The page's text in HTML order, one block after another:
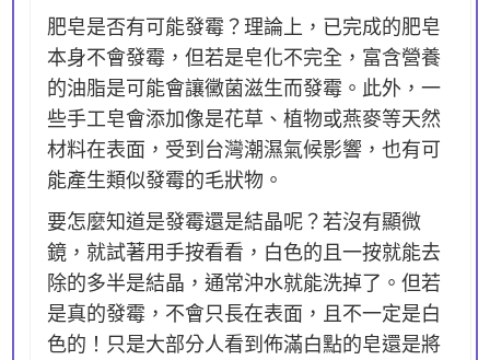
肥皂是否有可能發霉？理論上，已完成的肥皂
本身不會發霉，但若是皂化不完全，富含營養
的油脂是可能會讓黴菌滋生而發霉。此外，一
些手工皂會添加像是花草、植物或燕麥等天然
材料在表面，受到台灣潮濕氣候影響，也有可
能產生類似發霉的毛狀物。
要怎麼知道是發霉還是結晶呢？若沒有顯微
鏡，就試著用手按看看，白色的且一按就能去
除的多半是結晶，通常沖水就能洗掉了。但若
是真的發霉，不會只長在表面，且不一定是白
色的！只是大部分人看到佈滿白點的皂還是將